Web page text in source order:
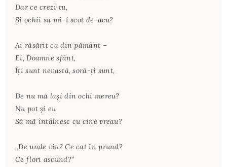
Dar ce crezi tu,
Şi ochii să mi-i scot de-acu?
Ai răsărit ca din pământ –
Ei, Doamne sfânt,
Îţi sunt nevastă, soră-ţi sunt,
De nu mă laşi din ochi mereu?
Nu pot şi eu
Să mă întâlnesc cu cine vreau?
„De unde viu? Ce cat în prund?
Ce flori ascund?”